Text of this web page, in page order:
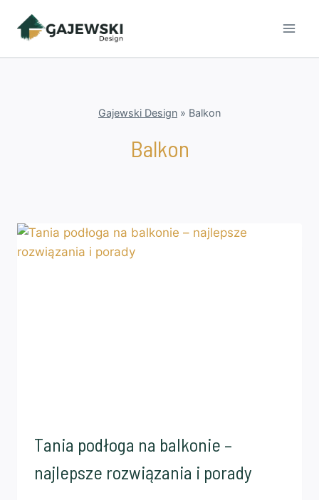
Gajewski Design » Balkon
Balkon
Tania podłoga na balkonie –
najlepsze rozwiązania i porady